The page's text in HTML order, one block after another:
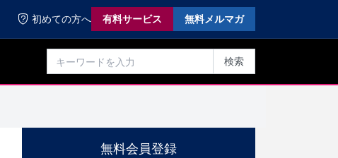
初めての方へ 有料サービス 無料メルマガ
検索
無料会員登録